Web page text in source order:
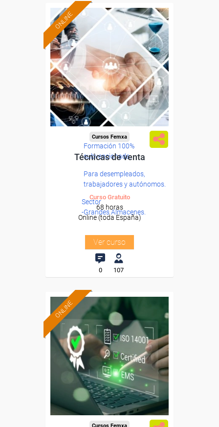
ONLINE
Formación 100%
subvencionada.
Para desempleados,
trabajadores y autónomos.
Sector
-Grandes Almacenes.
Cursos Femxa
Técnicas de venta
Curso Gratuito
68 horas
Online (toda España)
Ver curso
0 107
ONLINE